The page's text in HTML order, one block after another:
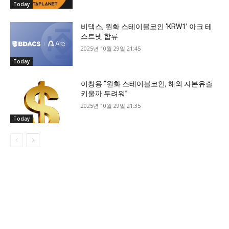
Today
Today
비댁스, 원화 스테이블코인 ‘KRW1’ 아크 테
스트넷 합류
2025년 10월 29일 21:45
Today
이창용 “원화 스테이블코인, 해외 자본유출
키울까 두려워”
2025년 10월 29일 21:35